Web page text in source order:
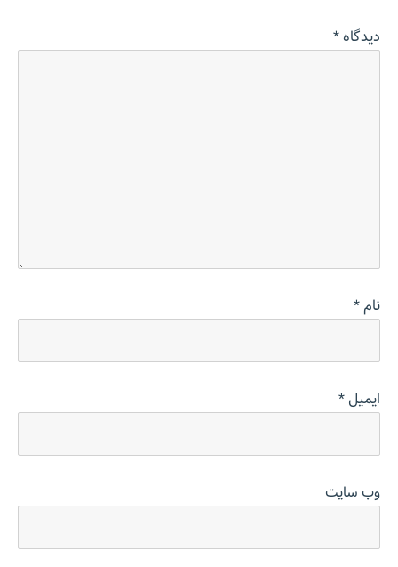
دیدگاه*
نام*
ایمیل*
وب‌ سایت